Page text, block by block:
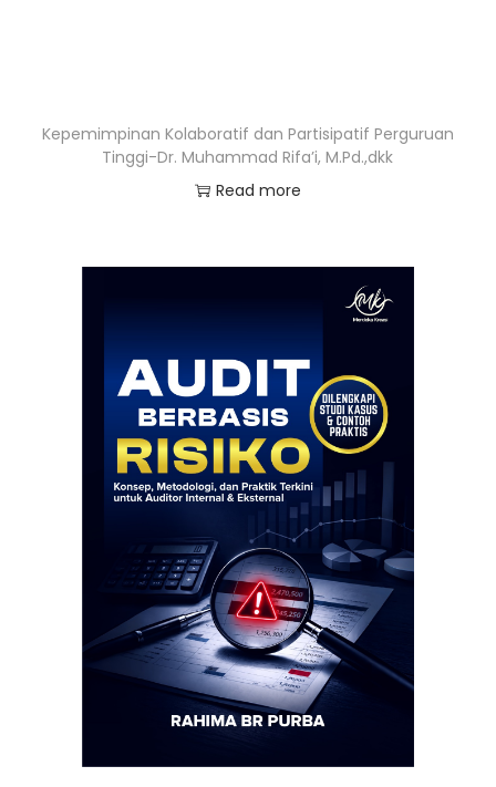
Kepemimpinan Kolaboratif dan Partisipatif Perguruan
Tinggi-Dr. Muhammad Rifa’i, M.Pd.,dkk
Read more